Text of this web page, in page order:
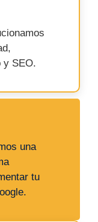
y SEO.
una
tu